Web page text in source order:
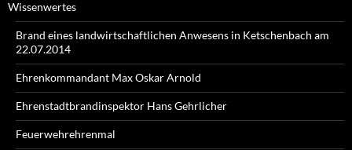
Wissenwertes
Brand eines landwirtschaftlichen Anwesens in Ketschenbach am
22.07.2014
Ehrenkommandant Max Oskar Arnold
Ehrenstadtbrandinspektor Hans Gehrlicher
Feuerwehrehrenmal